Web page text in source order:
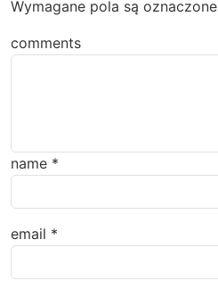
Wymagane pola są oznaczone
comments
name *
email *